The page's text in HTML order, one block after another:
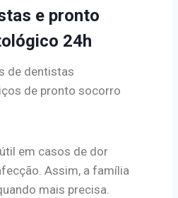
e pronto
24h
de dentistas
de pronto socorro
em casos de dor
Assim, a família
mais precisa.